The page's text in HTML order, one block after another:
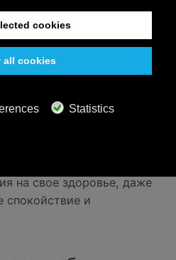
несколько минут,
и попрактиковаться в
один из наших
музыкальных
спокойны и не убегаете
на свое здоровье, даже
спокойствие и